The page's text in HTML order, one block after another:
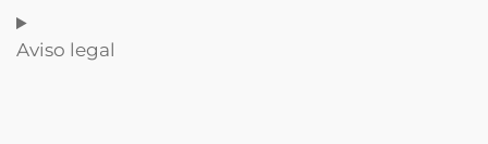
Aviso legal